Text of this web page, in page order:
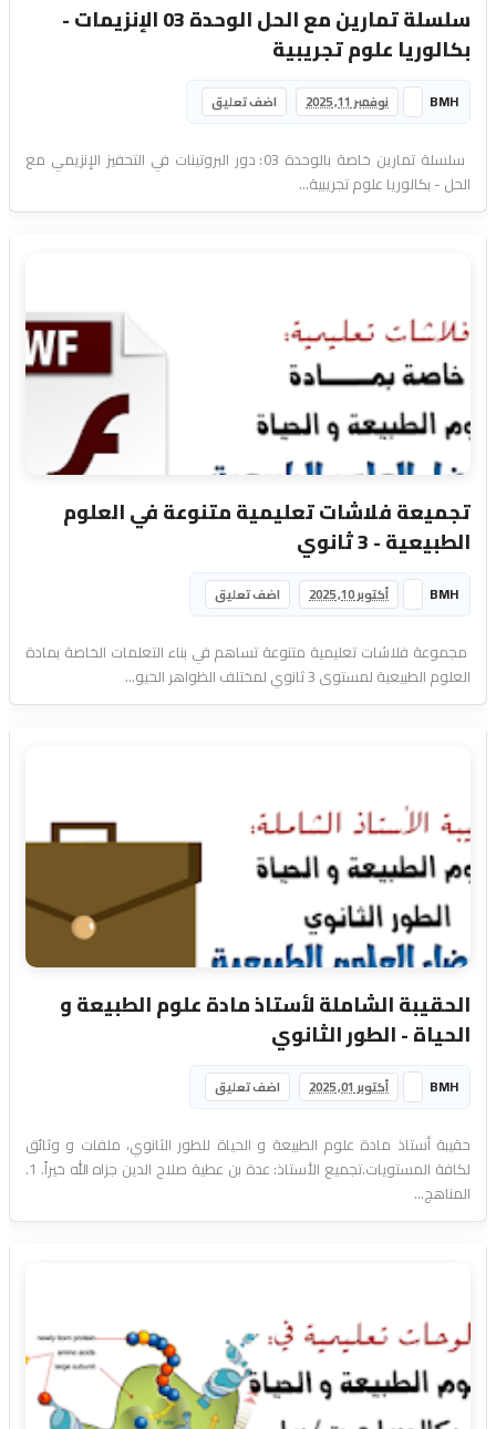
سلسلة تمارين مع الحل الوحدة 03 الإنزيمات -
بكالوريا علوم تجريبية
BMH نوفمبر 11, 2025 اضف تعليق
سلسلة تمارين خاصة بالوحدة 03: دور البروتينات في التحفيز الإنزيمي مع
الحل - بكالوريا علوم تجريبية...
تجميعة فلاشات تعليمية متنوعة في العلوم
الطبيعية - 3 ثانوي
BMH أكتوبر 10, 2025 اضف تعليق
مجموعة فلاشات تعليمية متنوعة تساهم في بناء التعلمات الخاصة بمادة
العلوم الطبيعية لمستوى 3 ثانوي لمختلف الظواهر الحيو...
الحقيبة الشاملة لأستاذ مادة علوم الطبيعة و
الحياة - الطور الثانوي
BMH أكتوبر 01, 2025 اضف تعليق
حقيبة أستاذ مادة علوم الطبيعة و الحياة للطور الثانوي، ملفات و وثائق
لكافة المستويات.تجميع الأستاذ: عدة بن عطية صلاح الدين جزاه الله خيراً. 1.
المناهج...